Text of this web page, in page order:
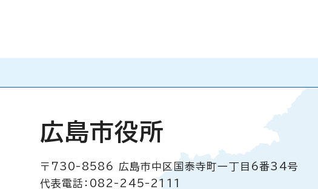
広島市役所
〒730-8586
広島市中区国泰寺町一丁目6番34号
代表電話：082-245-2111